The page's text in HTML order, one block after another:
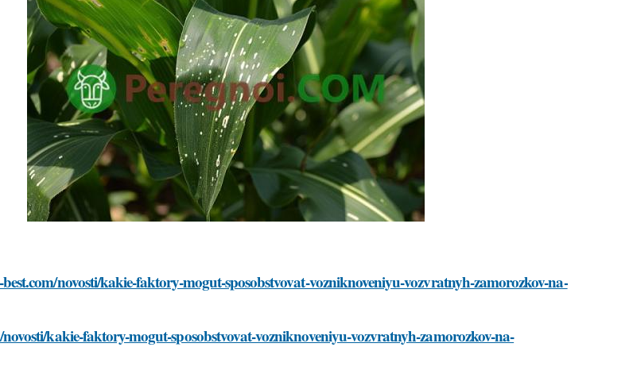
novosti/kakie-faktory-mogut-sposobstvovat-vozniknoveniyu-vozvratnyh-zamorozkov-na-
kakie-faktory-mogut-sposobstvovat-vozniknoveniyu-vozvratnyh-zamorozkov-na-